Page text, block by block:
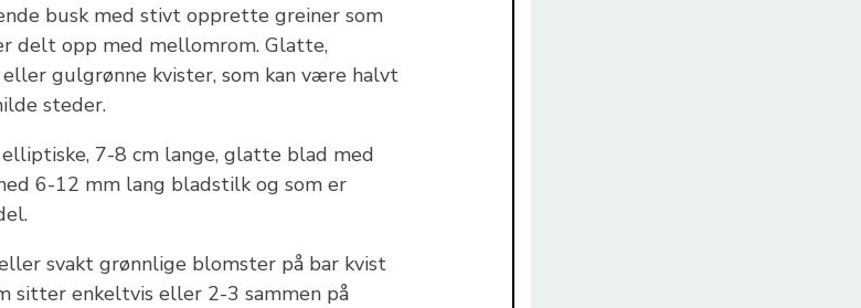
busk med stivt opprette greiner som
delt opp med mellomrom. Glatte,
gulgrønne kvister, som kan være halvt
steder.
7-8 cm lange, glatte blad med
6-12 mm lang bladstilk og som er
svakt grønnlige blomster på bar kvist
sitter enkeltvis eller 2-3 sammen på